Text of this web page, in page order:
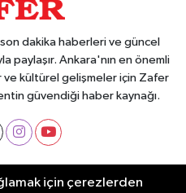
dakika haberleri ve güncel
paylaşır. Ankara'nın en önemli
ve kültürel gelişmeler için Zafer
güvendiği haber kaynağı.
için çerezlerden